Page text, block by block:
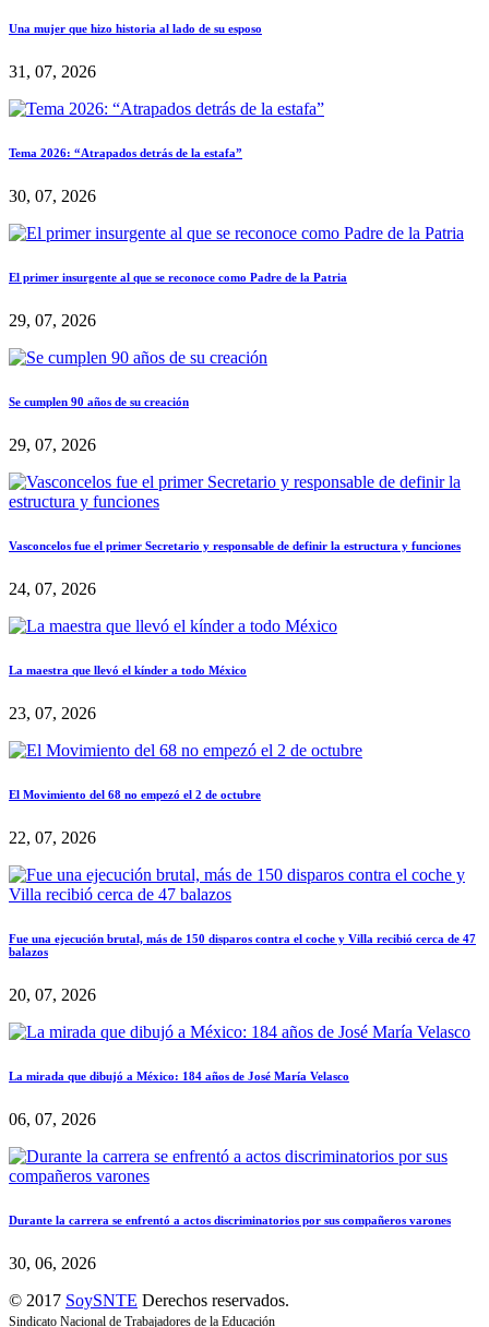
Una mujer que hizo historia al lado de su esposo
31, 07, 2026
Tema 2026: “Atrapados detrás de la estafa”
30, 07, 2026
El primer insurgente al que se reconoce como Padre de la Patria
29, 07, 2026
Se cumplen 90 años de su creación
29, 07, 2026
Vasconcelos fue el primer Secretario y responsable de definir la estructura y funciones
24, 07, 2026
La maestra que llevó el kínder a todo México
23, 07, 2026
El Movimiento del 68 no empezó el 2 de octubre
22, 07, 2026
Fue una ejecución brutal, más de 150 disparos contra el coche y Villa recibió cerca de 47
balazos
20, 07, 2026
La mirada que dibujó a México: 184 años de José María Velasco
06, 07, 2026
Durante la carrera se enfrentó a actos discriminatorios por sus compañeros varones
30, 06, 2026
© 2017 SoySNTE Derechos reservados.
Sindicato Nacional de Trabajadores de la Educación